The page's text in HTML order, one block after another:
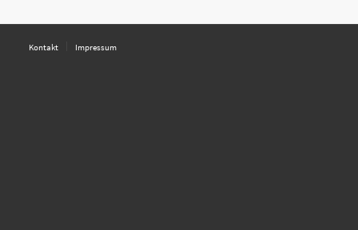
Kontakt Impressum